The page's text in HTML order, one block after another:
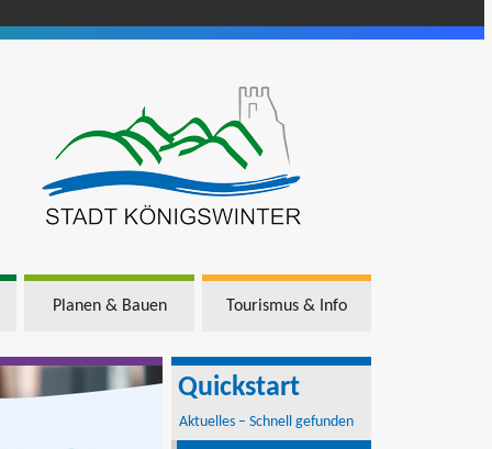
Planen & Bauen Tourismus & Info
Quickstart
Aktuelles – Schnell gefunden